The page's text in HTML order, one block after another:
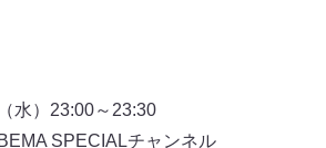
水）23:00～23:30
SPECIALチャンネル